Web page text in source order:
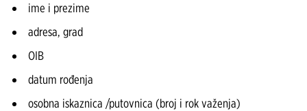
ime i prezime
adresa, grad
OIB
datum rođenja
osobna iskaznica /putovnica (broj i rok važenja)